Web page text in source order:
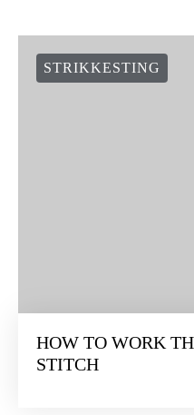
STRIKKESTING
HOW TO WORK
STITCH